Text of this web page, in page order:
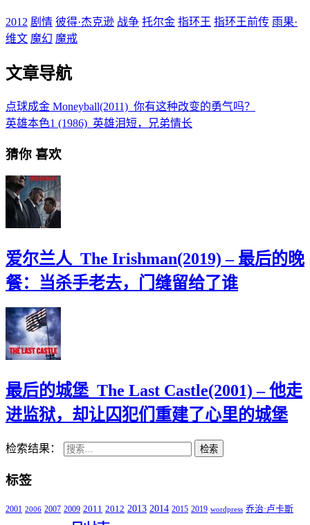
2012 剧情 彼得·杰克逊 战争 托尔金 指环王 指环王前传 雨果·
维文 魔幻 魔戒
文章导航
点球成金 Moneyball(2011)_你有这种改变的勇气吗？
英雄本色1 (1986)_英雄泪短，兄弟情长
猜你 喜欢
爱尔兰人_The Irishman(2019) – 最后的晚
餐：当杀手老去，门缝留给了谁
最后的城堡_The Last Castle(2001) – 他走
进监狱，却让囚犯们重建了心里的城堡
检索结果： 检索
标签
2001 2006 2007 2009 2011 2012 2013 2014 2015 2019 wordpress 乔治·卢卡斯